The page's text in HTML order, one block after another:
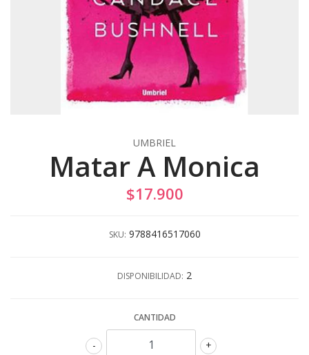
UMBRIEL
Matar A Monica
$17.900
SKU: 9788416517060
DISPONIBILIDAD: 2
CANTIDAD
+
-